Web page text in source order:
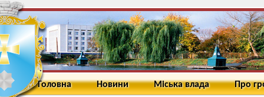
Головна Новини Міська влада Про